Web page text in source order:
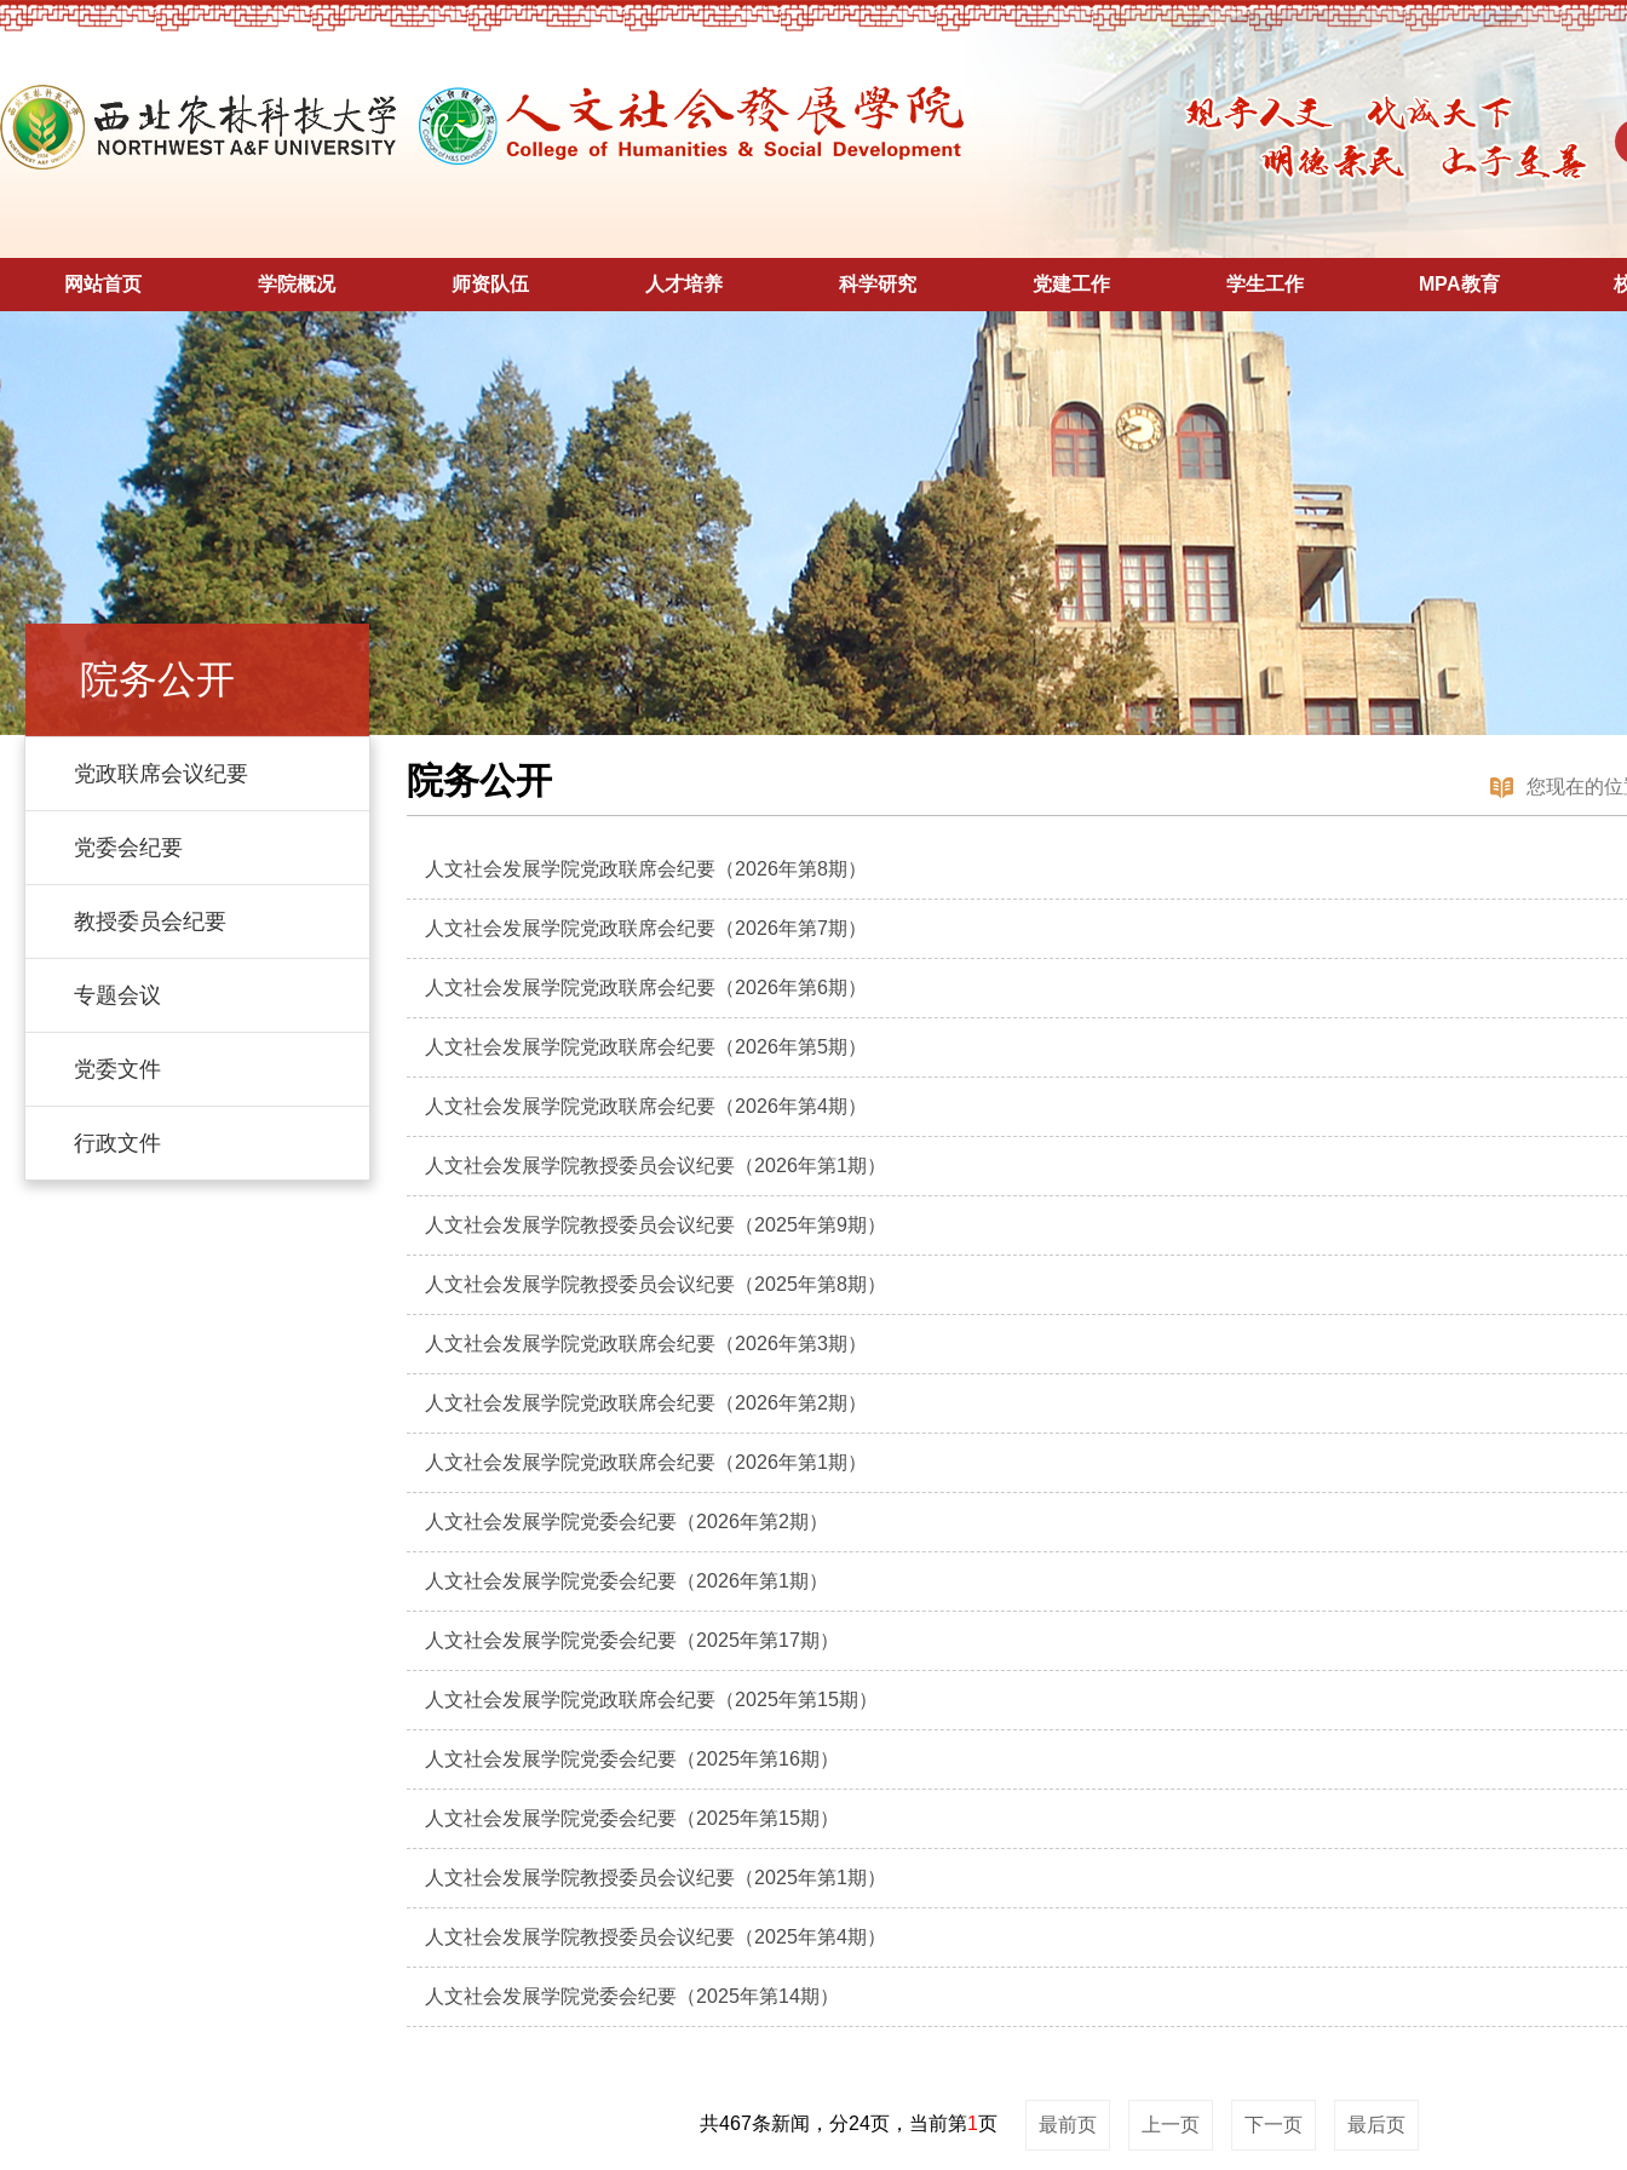
网站首页 学院概况 师资队伍 人才培养 科学研究 党建工作 学生工作 MPA教育
院务公开
党政联席会议纪要
党委会纪要
教授委员会纪要
专题会议
党委文件
行政文件
您现在的
院务公开
人文社会发展学院党政联席会纪要（2026年第8期）
人文社会发展学院党政联席会纪要（2026年第7期）
人文社会发展学院党政联席会纪要（2026年第6期）
人文社会发展学院党政联席会纪要（2026年第5期）
人文社会发展学院党政联席会纪要（2026年第4期）
人文社会发展学院教授委员会议纪要（2026年第1期）
人文社会发展学院教授委员会议纪要（2025年第9期）
人文社会发展学院教授委员会议纪要（2025年第8期）
人文社会发展学院党政联席会纪要（2026年第3期）
人文社会发展学院党政联席会纪要（2026年第2期）
人文社会发展学院党政联席会纪要（2026年第1期）
人文社会发展学院党委会纪要（2026年第2期）
人文社会发展学院党委会纪要（2026年第1期）
人文社会发展学院党委会纪要（2025年第17期）
人文社会发展学院党政联席会纪要（2025年第15期）
人文社会发展学院党委会纪要（2025年第16期）
人文社会发展学院党委会纪要（2025年第15期）
人文社会发展学院教授委员会议纪要（2025年第1期）
人文社会发展学院教授委员会议纪要（2025年第4期）
人文社会发展学院党委会纪要（2025年第14期）
共467条新闻，分24页，当前第1页 最前页 上一页 下一页 最后页